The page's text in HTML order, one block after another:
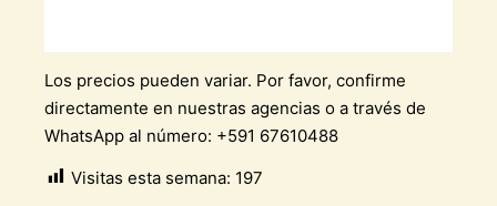
Los precios pueden variar. Por favor, confirme
directamente en nuestras agencias o a través de
WhatsApp al número: +591 67610488
Visitas esta semana: 197